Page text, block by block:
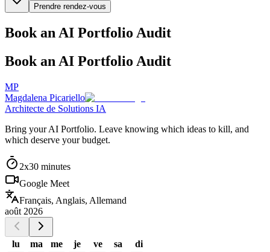
Prendre rendez-vous
Book an AI Portfolio Audit
Book an AI Portfolio Audit
MP
Magdalena Picariello
Architecte de Solutions IA
Bring your AI Portfolio. Leave knowing which ideas to kill, and
which deserve your budget.
2x30 minutes
Google Meet
Français, Anglais, Allemand
août 2026
lu ma me je ve sa di